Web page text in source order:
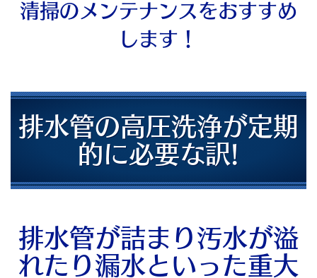
清掃のメンテナンスをおすすめ
します！
排水管の高圧洗浄が定期
的に必要な訳!
排水管が詰まり汚水が溢
れたり漏水といった重大